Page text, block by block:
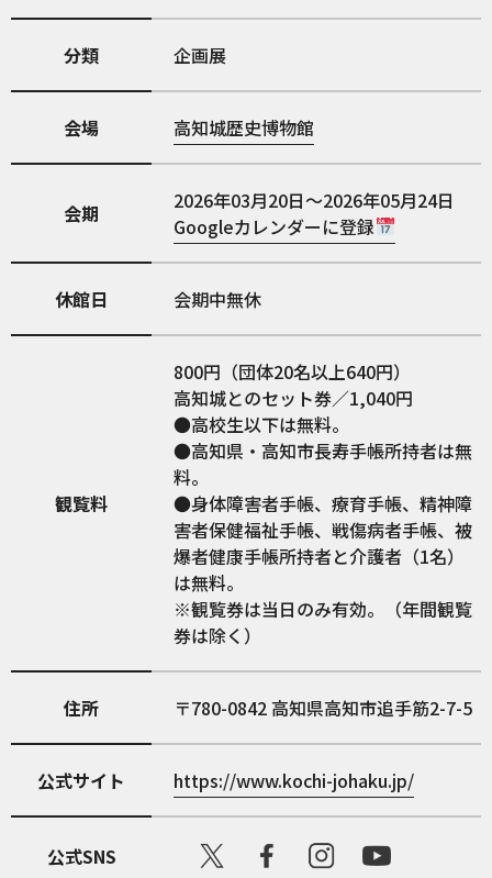
分類 企画展
会場 高知城歴史博物館
会期
2026年03月20日～2026年05月24日
Googleカレンダーに登録
休館日 会期中無休
観覧料
800円（団体20名以上640円）
高知城とのセット券／1,040円
●高校生以下は無料。
●高知県・高知市長寿手帳所持者は無
料。
●身体障害者手帳、療育手帳、精神障
害者保健福祉手帳、戦傷病者手帳、被
爆者健康手帳所持者と介護者（1名）
は無料。
※観覧券は当日のみ有効。（年間観覧
券は除く）
住所 780-0842高知県高知市追手筋2-7-5
公式サイト https://www.kochi-johaku.jp/
公式SNS